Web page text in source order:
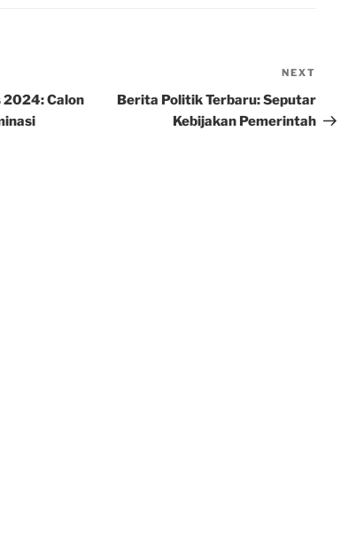
2024: Calon
Post
NEXT
Berita Politik Terbaru: Seputar
Kebijakan Pemerintah